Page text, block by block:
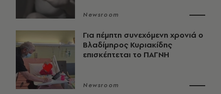
Newsroom
Για πέμπτη συνεχόμενη χρονιά ο
Βλαδίμηρος Κυριακίδης
επισκέπτεται το ΠΑΓΝΗ
Newsroom